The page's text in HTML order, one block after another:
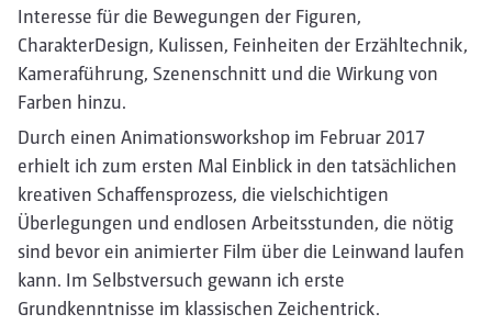
Interesse für die Bewegungen der Figuren,
CharakterDesign, Kulissen, Feinheiten der Erzähltechnik,
Kameraführung, Szenenschnitt und die Wirkung von
Farben hinzu.
Durch einen Animationsworkshop im Februar 2017
erhielt ich zum ersten Mal Einblick in den tatsächlichen
kreativen Schaffensprozess, die vielschichtigen
Überlegungen und endlosen Arbeitsstunden, die nötig
sind bevor ein animierter Film über die Leinwand laufen
kann. Im Selbstversuch gewann ich erste
Grundkenntnisse im klassischen Zeichentrick.